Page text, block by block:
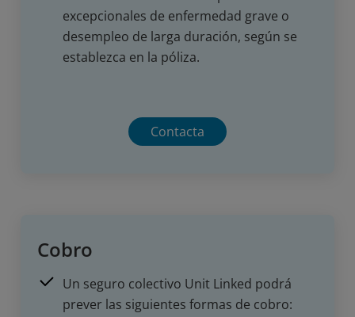
excepcionales de enfermedad grave o
desempleo de larga duración, según se
establezca en la póliza.
Contacta
Cobro
Un seguro colectivo Unit Linked podrá
prever las siguientes formas de cobro: